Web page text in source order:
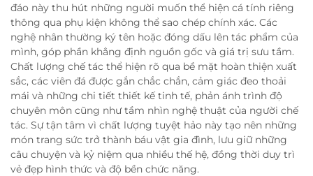
đáo này thu hút những người muốn thể hiện cá tính riêng
thông qua phụ kiện không thể sao chép chính xác. Các
nghệ nhân thường ký tên hoặc đóng dấu lên tác phẩm của
mình, góp phần khẳng định nguồn gốc và giá trị sưu tầm.
Chất lượng chế tác thể hiện rõ qua bề mặt hoàn thiện xuất
sắc, các viên đá được gắn chắc chắn, cảm giác đeo thoải
mái và những chi tiết thiết kế tinh tế, phản ánh trình độ
chuyên môn cũng như tầm nhìn nghệ thuật của người chế
tác. Sự tận tâm vì chất lượng tuyệt hảo này tạo nên những
món trang sức trở thành báu vật gia đình, lưu giữ những
câu chuyện và kỷ niệm qua nhiều thế hệ, đồng thời duy trì
vẻ đẹp hình thức và độ bền chức năng.